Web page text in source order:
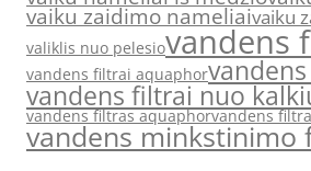
vaiku zaidimo nameliaivaiku
valiklis nuo pelesiovandens
vandens filtrai aquaphor
vandens filtrai nuo
vandens filtras aquaphorvandens
vandens minkstinimo